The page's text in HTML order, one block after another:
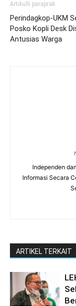
Artikulli paraprak
Perindagkop-UKM
Posko Kopli Desk
Antusias Warga
Independen
Informasi Secara
ARTIKEL TERKAIT